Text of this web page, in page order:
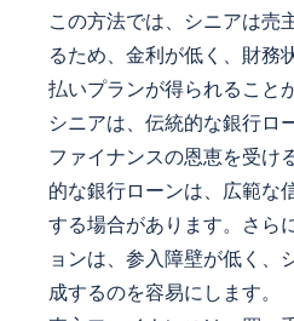
この方法では、シニアは売
るため、金利が低く、財務
払いプランが得られること
シニアは、伝統的な銀行ロ
ファイナンスの恩恵を受け
的な銀行ローンは、広範な
する場合があります。さら
ョンは、参入障壁が低く、
成するのを容易にします。